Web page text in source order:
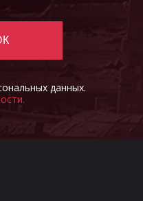
данных.